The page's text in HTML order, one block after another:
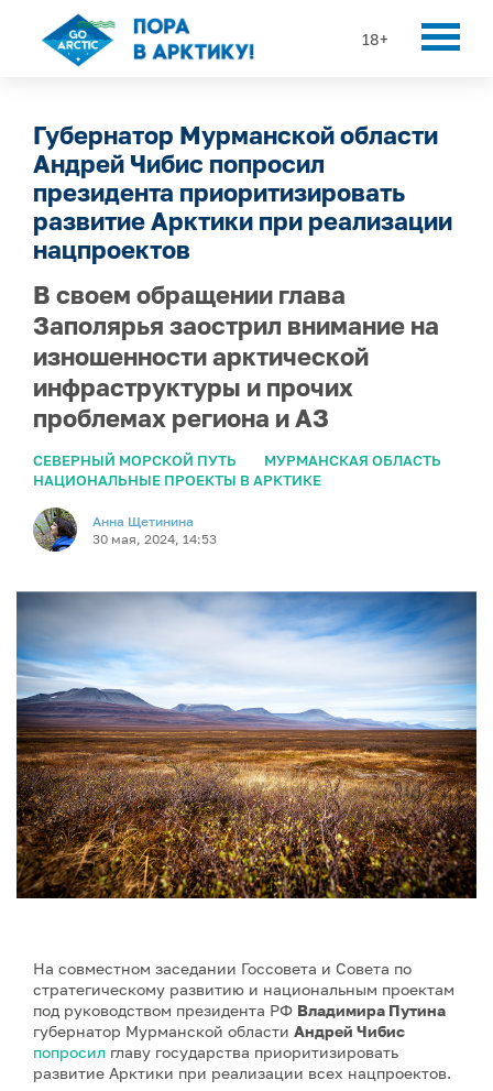
18+
Губернатор Мурманской области
Андрей Чибис попросил
президента приоритизировать
развитие Арктики при реализации
нацпроектов
В своем обращении глава
Заполярья заострил внимание на
изношенности арктической
инфраструктуры и прочих
проблемах региона и АЗ
СЕВЕРНЫЙ МОРСКОЙ ПУТЬ
МУРМАНСКАЯ ОБЛАСТЬ
НАЦИОНАЛЬНЫЕ ПРОЕКТЫ В АРКТИКЕ
Анна Щетинина
30 мая, 2024, 14:53
На совместном заседании Госсовета и Совета по
стратегическому развитию и национальным проектам
под руководством президента РФ Владимира Путина
губернатор Мурманской области Андрей Чибис
попросил главу государства приоритизировать
развитие Арктики при реализации всех нацпроектов.